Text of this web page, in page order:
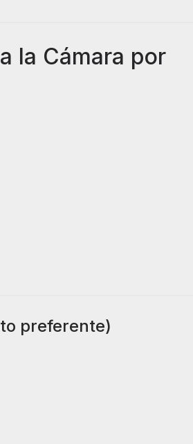
la Cámara por
preferente)